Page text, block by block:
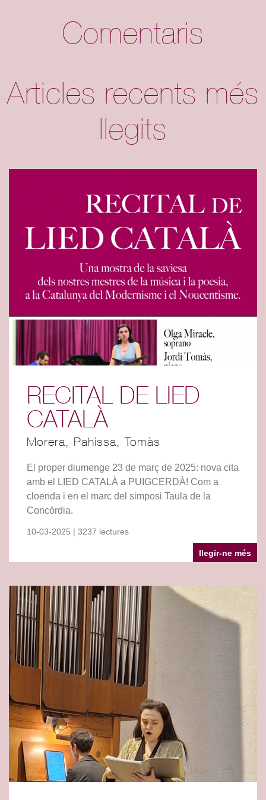
Comentaris
Articles recents més
llegits
RECITAL DE LIED
CATALÀ
Morera, Pahissa, Tomàs
El proper diumenge 23 de març de 2025: nova cita
amb el LIED CATALÀ a PUIGCERDÀ! Com a
cloenda i en el marc del simposi Taula de la
Concòrdia.
10-03-2025 | 3237 lectures
llegir-ne més